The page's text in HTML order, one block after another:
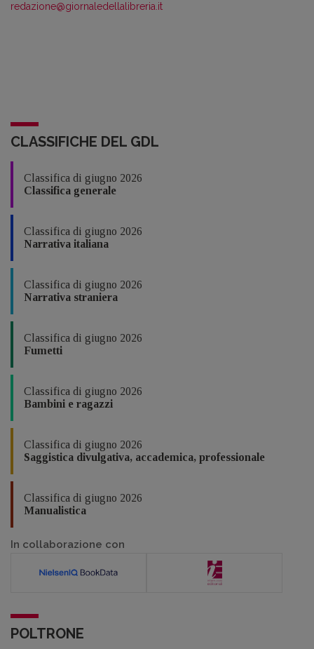
redazione@giornaledellalibreria.it
CLASSIFICHE DEL GDL
Classifica di giugno 2026
Classifica generale
Classifica di giugno 2026
Narrativa italiana
Classifica di giugno 2026
Narrativa straniera
Classifica di giugno 2026
Fumetti
Classifica di giugno 2026
Bambini e ragazzi
Classifica di giugno 2026
Saggistica divulgativa, accademica, professionale
Classifica di giugno 2026
Manualistica
In collaborazione con
POLTRONE